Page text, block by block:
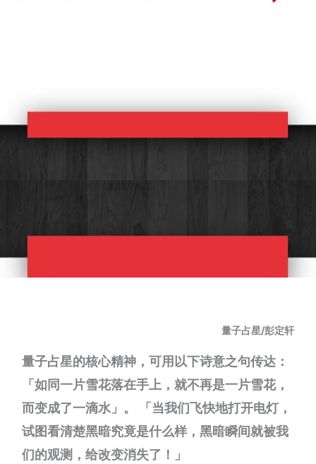
量子占星/彭定轩
量子占星的核心精神，可用以下诗意之句传达：
「如同一片雪花落在手上，就不再是一片雪花，
而变成了一滴水」。 「当我们飞快地打开电灯，
试图看清楚黑暗究竟是什么样，黑暗瞬间就被我
们的观测，给改变消失了！」